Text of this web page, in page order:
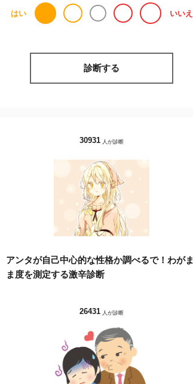
はい いいえ
診断する
30931 人が診断
アンタが自己中心的な性格か調べるで！わがま
ま度を測定する激辛診断
26431 人が診断